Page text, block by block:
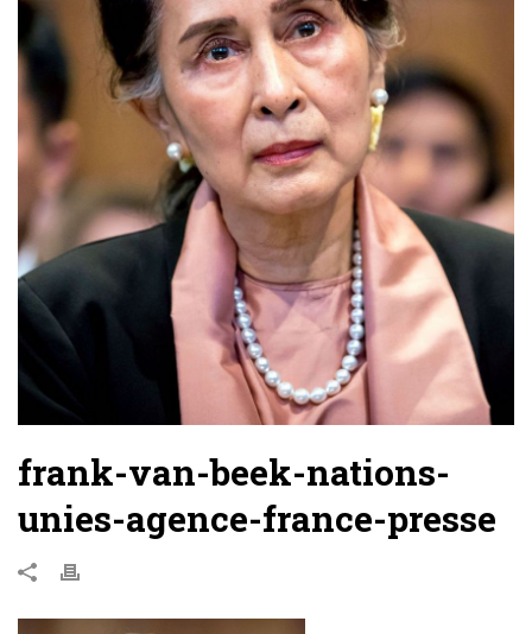
frank-van-beek-nations-
unies-agence-france-presse